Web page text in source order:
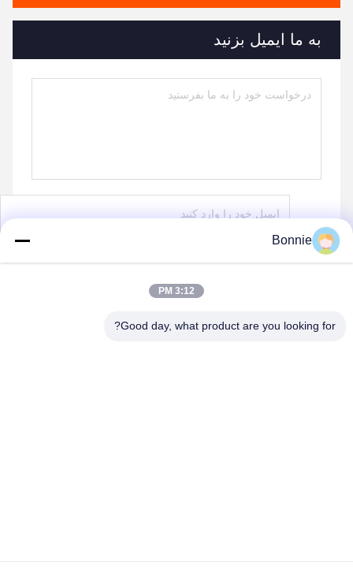
به ما ایمیل بزنید
Bonnie
3:12 PM
Good day, what product are you looking for?